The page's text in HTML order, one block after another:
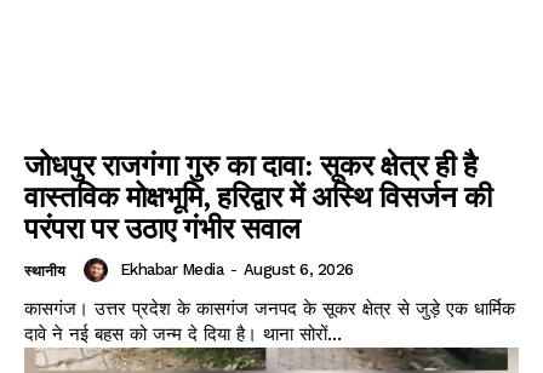
Company
About
Contact us
Subscription Plans
My account
जोधपुर राजगंगा गुरु का दावा: सूकर क्षेत्र ही है
वास्तविक मोक्षभूमि, हरिद्वार में अस्थि विसर्जन की
परंपरा पर उठाए गंभीर सवाल
स्थानीय Ekhabar Media - August 6, 2026
कासगंज। उत्तर प्रदेश के कासगंज जनपद के सूकर क्षेत्र से जुड़े एक धार्मिक
दावे ने नई बहस को जन्म दे दिया है। थाना सोरों...